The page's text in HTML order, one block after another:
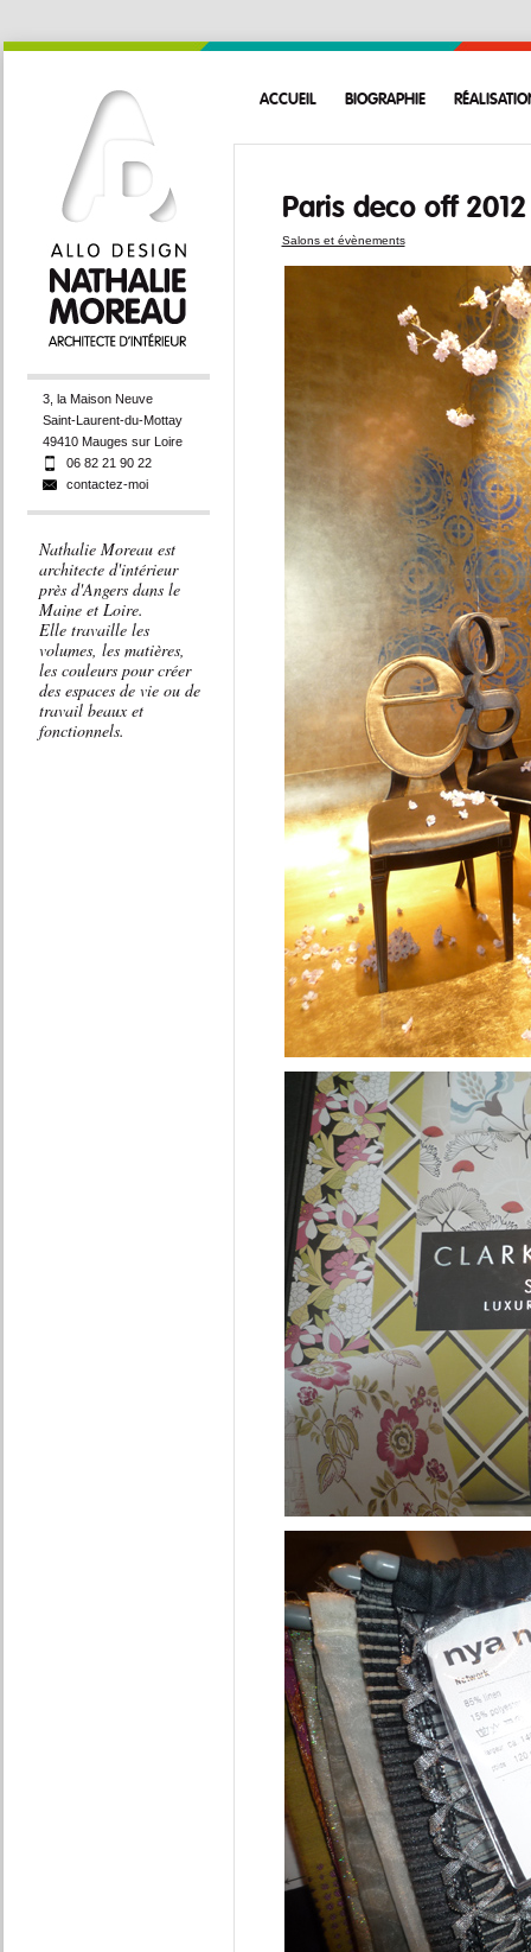
ACCUEIL BIOGRAPHIE
3, la Maison Neuve
Saint-Laurent-du-Mottay
49410 Mauges sur Loire
06 82 21 90 22
contactez-moi
Nathalie Moreau est
architecte d'intérieur
près d'Angers dans le
Maine et Loire.
Elle travaille les
volumes, les matières,
les couleurs pour créer
des espaces de vie ou de
travail beaux et
fonctionnels.
Paris deco off 2012
Salons et évènements